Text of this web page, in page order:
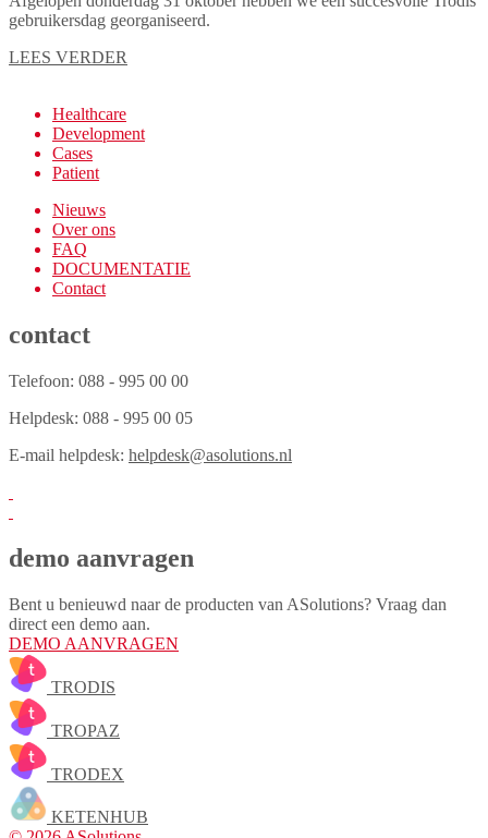
gebruikersdag georganiseerd.
LEES VERDER
Healthcare
Development
Cases
Patient
Nieuws
Over ons
FAQ
DOCUMENTATIE
Contact
contact
Telefoon: 088 - 995 00 00
Helpdesk: 088 - 995 00 05
E-mail helpdesk: helpdesk@asolutions.nl
demo aanvragen
Bent u benieuwd naar de producten van ASolutions? Vraag dan
direct een demo aan.
DEMO AANVRAGEN
TRODIS
TROPAZ
TRODEX
KETENHUB